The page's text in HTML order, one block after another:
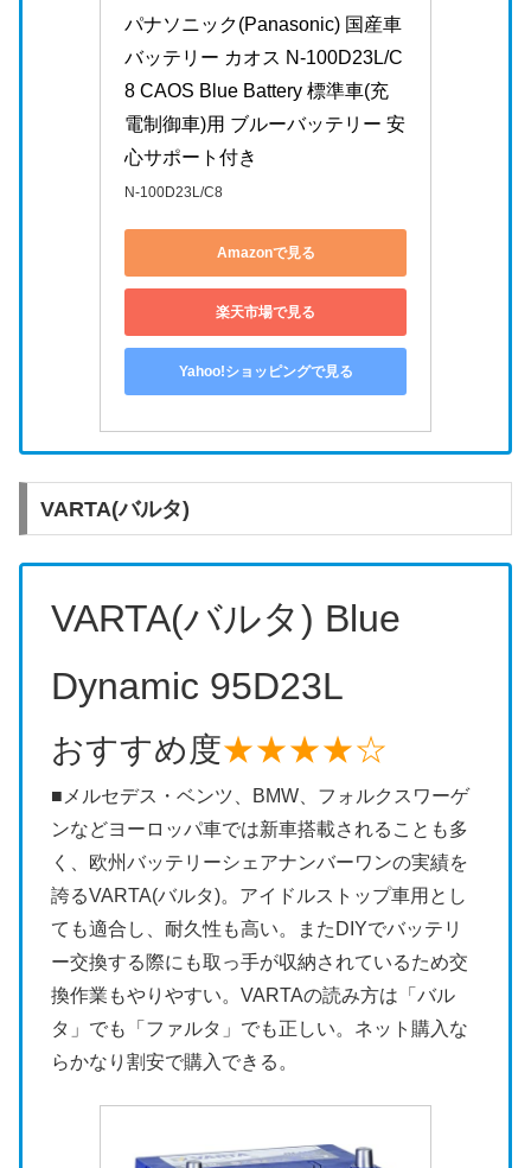
パナソニック(Panasonic) 国産車
バッテリー カオス N-100D23L/C
8 CAOS Blue Battery 標準車(充
電制御車)用 ブルーバッテリー 安
心サポート付き
N-100D23L/C8
Amazonで見る
楽天市場で見る
Yahoo!ショッピングで見る
VARTA(バルタ)
VARTA(バルタ) Blue
Dynamic 95D23L
おすすめ度★★★★☆
■メルセデス・ベンツ、BMW、フォルクスワーゲ
ンなどヨーロッパ車では新車搭載されることも多
く、欧州バッテリーシェアナンバーワンの実績を
誇るVARTA(バルタ)。アイドルストップ車用とし
ても適合し、耐久性も高い。またDIYでバッテリ
ー交換する際にも取っ手が収納されているため交
換作業もやりやすい。VARTAの読み方は「バル
タ」でも「ファルタ」でも正しい。ネット購入な
らかなり割安で購入できる。